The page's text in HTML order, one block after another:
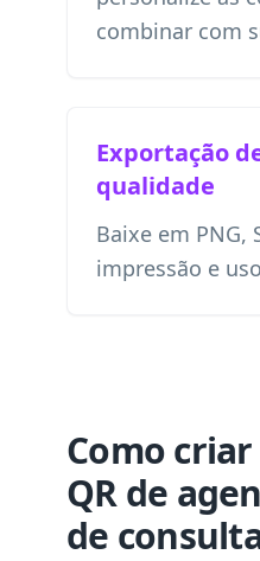
combinar com
Exportação
qualidade
Baixe em PNG,
impressão e
Como
QR de
de